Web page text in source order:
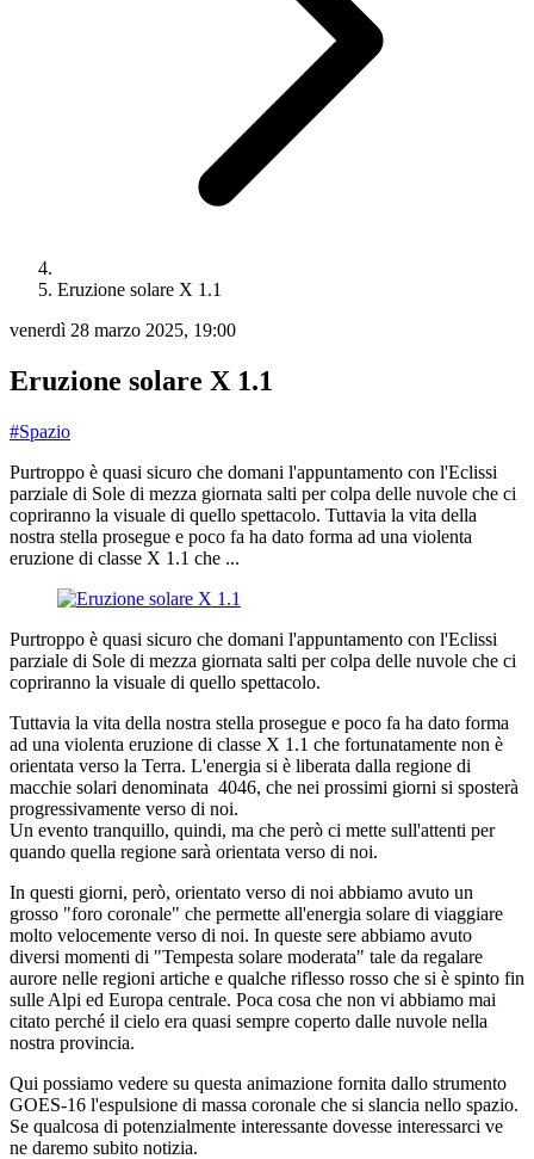
Eruzione solare X 1.1
venerdì 28 marzo 2025, 19:00
Eruzione solare X 1.1
#Spazio
Purtroppo è quasi sicuro che domani l'appuntamento con l'Eclissi
parziale di Sole di mezza giornata salti per colpa delle nuvole che ci
copriranno la visuale di quello spettacolo. Tuttavia la vita della
nostra stella prosegue e poco fa ha dato forma ad una violenta
eruzione di classe X 1.1 che ...
Purtroppo è quasi sicuro che domani l'appuntamento con l'Eclissi
parziale di Sole di mezza giornata salti per colpa delle nuvole che ci
copriranno la visuale di quello spettacolo.
Tuttavia la vita della nostra stella prosegue e poco fa ha dato forma
ad una violenta eruzione di classe X 1.1 che fortunatamente non è
orientata verso la Terra. L'energia si è liberata dalla regione di
macchie solari denominata 4046, che nei prossimi giorni si sposterà
progressivamente verso di noi.
Un evento tranquillo, quindi, ma che però ci mette sull'attenti per
quando quella regione sarà orientata verso di noi.
In questi giorni, però, orientato verso di noi abbiamo avuto un
grosso "foro coronale" che permette all'energia solare di viaggiare
molto velocemente verso di noi. In queste sere abbiamo avuto
diversi momenti di "Tempesta solare moderata" tale da regalare
aurore nelle regioni artiche e qualche riflesso rosso che si è spinto fin
sulle Alpi ed Europa centrale. Poca cosa che non vi abbiamo mai
citato perché il cielo era quasi sempre coperto dalle nuvole nella
nostra provincia.
Qui possiamo vedere su questa animazione fornita dallo strumento
GOES-16 l'espulsione di massa coronale che si slancia nello spazio.
Se qualcosa di potenzialmente interessante dovesse interessarci ve
ne daremo subito notizia.